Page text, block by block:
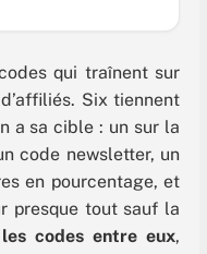
qui traînent sur
Six tiennent
a sa cible : un sur la
code newsletter, un
en pourcentage, et
presque tout sauf la
codes entre eux,